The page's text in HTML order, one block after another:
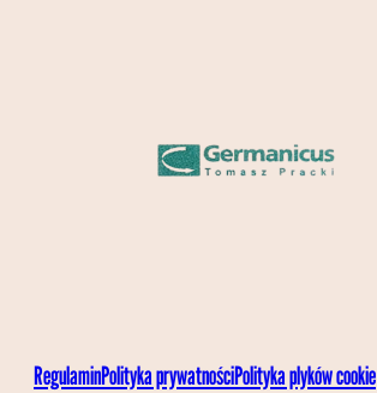
RegulaminPolityka prywatnościPolityka plyków cookie